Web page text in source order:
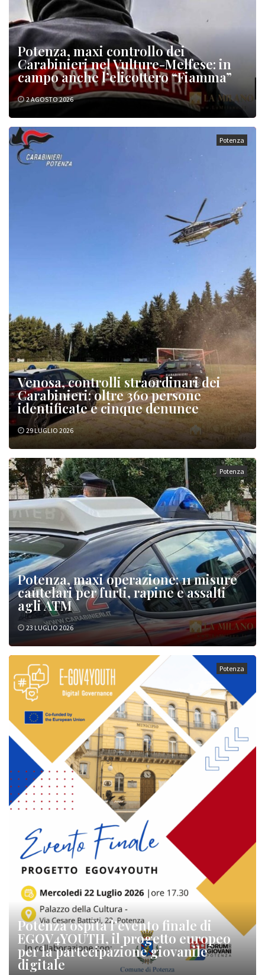
Potenza, maxi controllo dei
Carabinieri nel Vulture-Melfese: in
campo anche l’elicottero “Fiamma”
2 AGOSTO 2026
Potenza
Venosa, controlli straordinari dei
Carabinieri: oltre 360 persone
identificate e cinque denunce
29 LUGLIO 2026
Potenza
Potenza, maxi operazione: 11 misure
cautelari per furti, rapine e assalti
agli ATM
23 LUGLIO 2026
Potenza
Potenza ospita l’evento finale di
EGOV4YOUTH, il progetto europeo
per la partecipazione giovanile
digitale